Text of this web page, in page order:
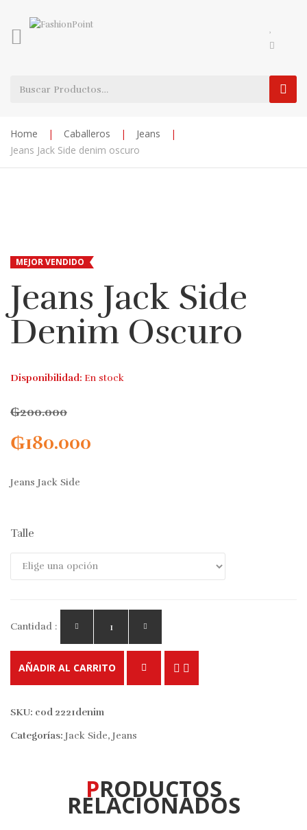
Home | Caballeros | Jeans
|
Jeans Jack Side denim oscuro
MEJOR VENDIDO
Jeans Jack Side
Denim Oscuro
Disponibilidad: En stock
₲200.000
₲180.000
Jeans Jack Side
Talle
Cantidad :
AÑADIR AL CARRITO
SKU: cod 2221denim
Categorías: Jack Side, Jeans
PRODUCTOS
RELACIONADOS